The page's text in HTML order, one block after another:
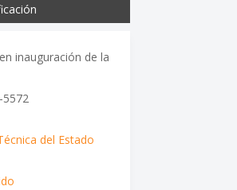
inauguración de la
5572
del Estado